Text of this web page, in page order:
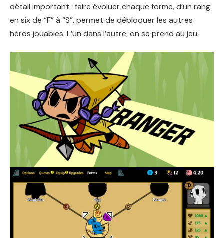
détail important : faire évoluer chaque forme, d’un rang
en six de “F” à “S”, permet de débloquer les autres
héros jouables. L’un dans l’autre, on se prend au jeu.